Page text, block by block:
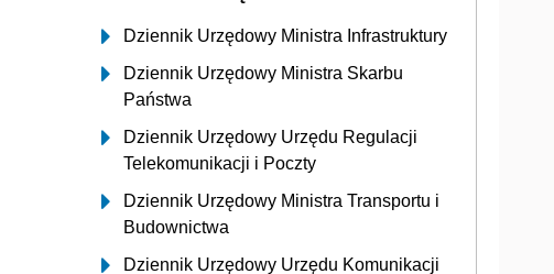
Dziennik Urzędowy Ministra Infrastruktury
Dziennik Urzędowy Ministra Skarbu
Państwa
Dziennik Urzędowy Urzędu Regulacji
Telekomunikacji i Poczty
Dziennik Urzędowy Ministra Transportu i
Budownictwa
Dziennik Urzędowy Urzędu Komunikacji